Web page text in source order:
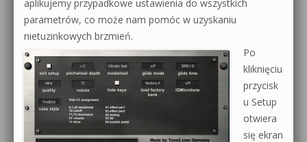
aplikujemy przypadkowe ustawienia do wszystkich
parametrów, co może nam pomóc w uzyskaniu
nietuzinkowych brzmień.
Po
kliknięciu
przycisk
u Setup
otwiera
się ekran